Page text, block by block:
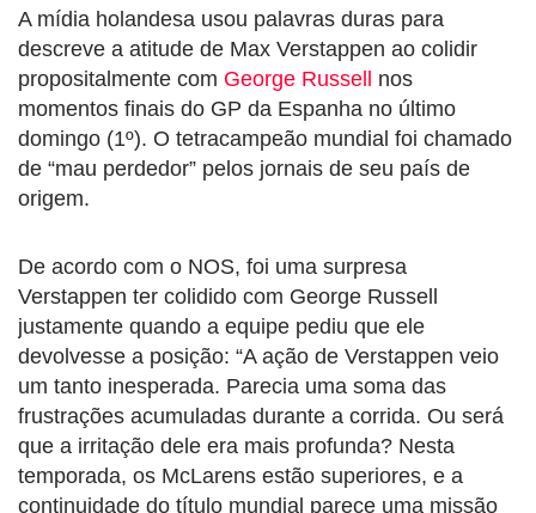
A mídia holandesa usou palavras duras para
descreve a atitude de Max Verstappen ao colidir
propositalmente com George Russell nos
momentos finais do GP da Espanha no último
domingo (1º). O tetracampeão mundial foi chamado
de “mau perdedor” pelos jornais de seu país de
origem.
De acordo com o NOS, foi uma surpresa
Verstappen ter colidido com George Russell
justamente quando a equipe pediu que ele
devolvesse a posição: “A ação de Verstappen veio
um tanto inesperada. Parecia uma soma das
frustrações acumuladas durante a corrida. Ou será
que a irritação dele era mais profunda? Nesta
temporada, os McLarens estão superiores, e a
continuidade do título mundial parece uma missão